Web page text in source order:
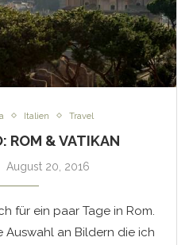
Italien Travel
ROM & VATIKAN
August 20, 2016
für ein paar Tage in Rom.
Auswahl an Bildern die ich